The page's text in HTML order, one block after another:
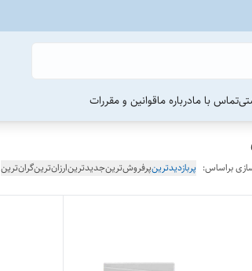
تماس با مادرباره ماقوانین و مقررات
براساس: پربازدیدترینپرفروش‌ترینجدیدترینارزان‌ترینگران‌ترین